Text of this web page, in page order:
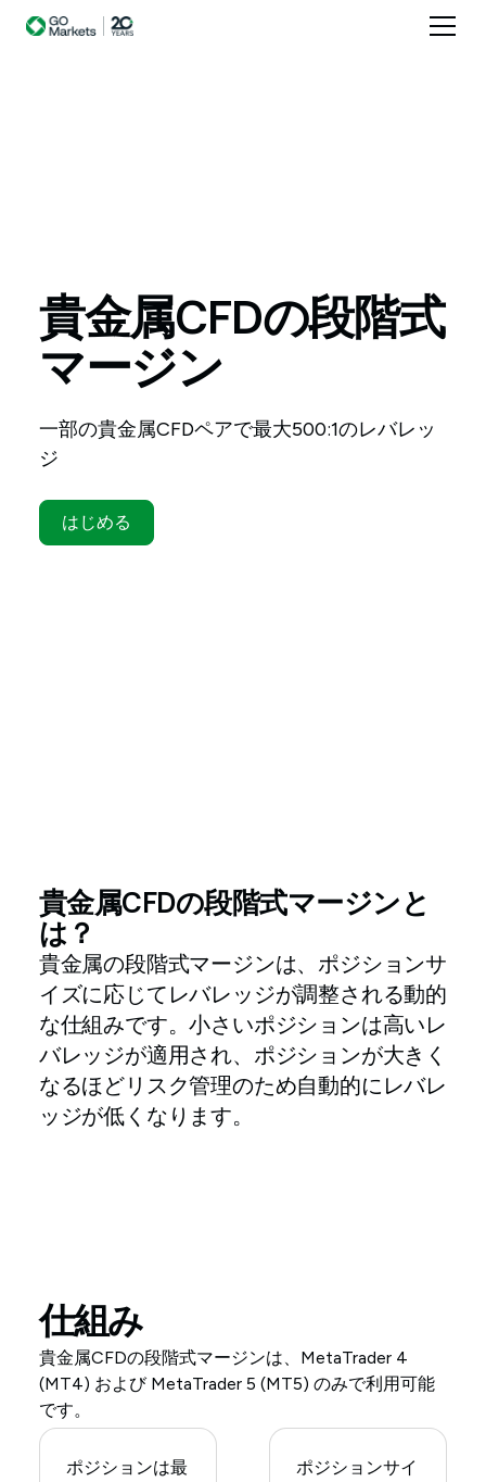
貴金属CFDの段階式
マージン
一部の貴金属CFDペアで最大500:1のレバレッ
ジ
はじめる
貴金属CFDの段階式マージンと
は？
貴金属の段階式マージンは、ポジションサ
イズに応じてレバレッジが調整される動的
な仕組みです。小さいポジションは高いレ
バレッジが適用され、ポジションが大きく
なるほどリスク管理のため自動的にレバレ
ッジが低くなります。
仕組み
貴金属CFDの段階式マージンは、MetaTrader 4
(MT4) および MetaTrader 5 (MT5) のみで利用可能
です。
ポジションは最
ポジションサイ